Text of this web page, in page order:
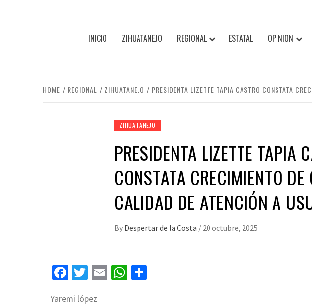
INICIO ZIHUATANEJO REGIONAL ESTATAL OPINION
HOME REGIONAL ZIHUATANEJO PRESIDENTA LIZETTE TAPIA CASTRO CONSTATA
ZIHUATANEJO
PRESIDENTA LIZETTE TAPIA
CONSTATA CRECIMIENTO DE
CALIDAD DE ATENCIÓN A
By Despertar de la Costa / 20 octubre, 2025
Facebook
Twitter
EmailWhatsApp
Yaremi lópez